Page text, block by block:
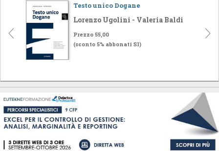
Testo unico Dogane
Lorenzo Ugolini - Valeria Baldi
Prezzo 55,00
(sconto 5% abbonati SI)